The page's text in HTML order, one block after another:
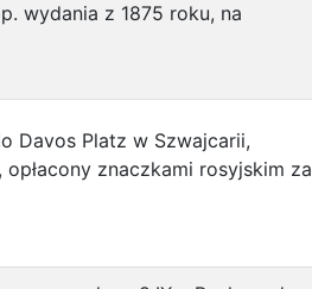
wydania z 1875 roku, na
Davos Platz w Szwajcarii,
opłacony znaczkami rosyjskim za